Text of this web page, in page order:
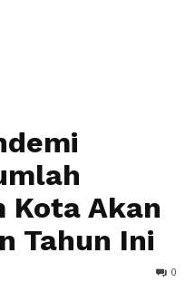
Kota Akan
Tahun Ini
0